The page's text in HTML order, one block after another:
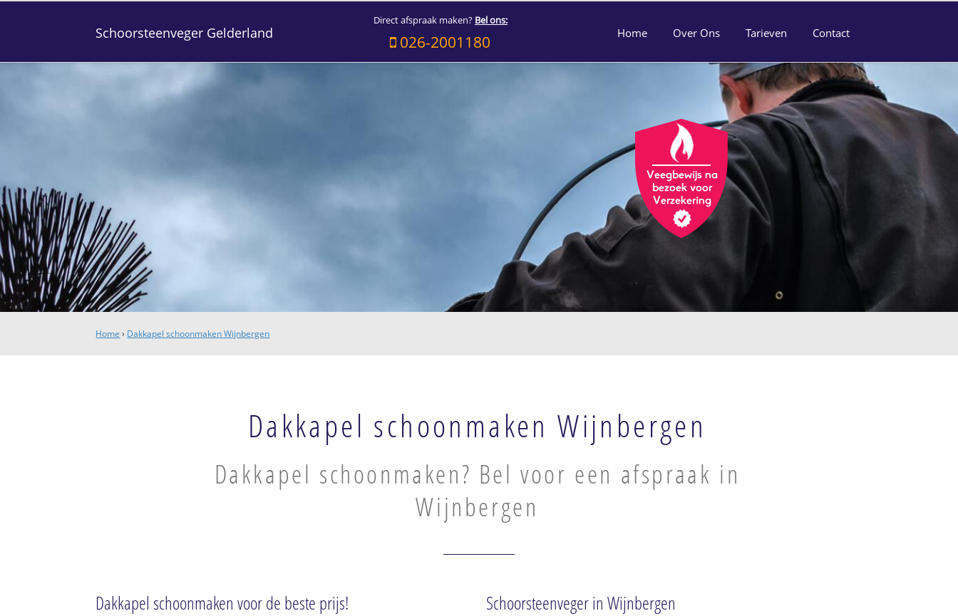
Schoorsteenveger Gelderland
Direct afspraak maken? Bel ons:
026-2001180 Home Over Ons Tarieven Contact
Home › Dakkapel schoonmaken Wijnbergen
Dakkapel schoonmaken Wijnbergen
Dakkapel schoonmaken? Bel voor een afspraak in
Wijnbergen
Dakkapel schoonmaken voor de beste prijs! Schoorsteenveger in Wijnbergen